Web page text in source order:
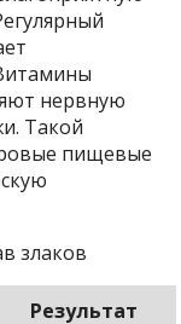
нервную
Такой
пищевые
злаков
Результат